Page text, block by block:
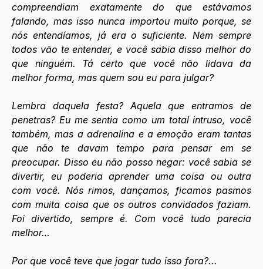
compreendiam exatamente do que estávamos
falando, mas isso nunca importou muito porque, se
nós entendíamos, já era o suficiente. Nem sempre
todos vão te entender, e você sabia disso melhor do
que ninguém. Tá certo que você não lidava da
melhor forma, mas quem sou eu para julgar?
Lembra daquela festa? Aquela que entramos de
penetras? Eu me sentia como um total intruso, você
também, mas a adrenalina e a emoção eram tantas
que não te davam tempo para pensar em se
preocupar. Disso eu não posso negar: você sabia se
divertir, eu poderia aprender uma coisa ou outra
com você. Nós rimos, dançamos, ficamos pasmos
com muita coisa que os outros convidados faziam.
Foi divertido, sempre é. Com você tudo parecia
melhor…
Por que você teve que jogar tudo isso fora?...